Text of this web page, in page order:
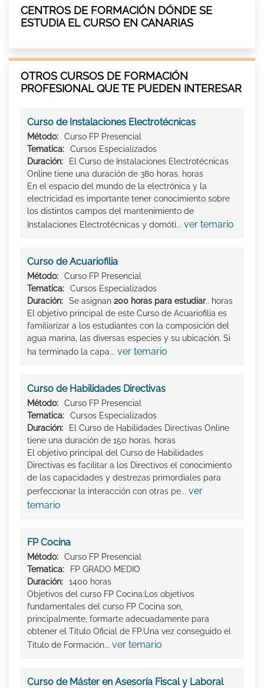
CENTROS DE FORMACIÓN DÓNDE SE
ESTUDIA EL CURSO EN CANARIAS
OTROS CURSOS DE FORMACIÓN
PROFESIONAL QUE TE PUEDEN INTERESAR
Curso de Instalaciones Electrotécnicas
Método:
Curso FP Presencial
Tematica:
Cursos Especializados
Duración:
El Curso de Instalaciones Electrotécnicas
Online tiene una duración de 380 horas. horas
En el espacio del mundo de la electrónica y la
electricidad es importante tener conocimiento sobre
los distintos campos del mantenimiento de
Instalaciones Electrotécnicas y domóti... ver temario
Curso de Acuariofilia
Método:
Curso FP Presencial
Tematica:
Cursos Especializados
Duración:
Se asignan 200 horas para estudiar.. horas
El objetivo principal de este Curso de Acuariofilia es
familiarizar a los estudiantes con la composición del
agua marina, las diversas especies y su ubicación. Si
ha terminado la capa... ver temario
Curso de Habilidades Directivas
Método:
Curso FP Presencial
Tematica:
Cursos Especializados
Duración:
El Curso de Habilidades Directivas Online
tiene una duración de 150 horas. horas
El objetivo principal del Curso de Habilidades
Directivas es facilitar a los Directivos el conocimiento
de las capacidades y destrezas primordiales para
perfeccionar la interacción con otras pe... ver
temario
FP Cocina
Método:
Curso FP Presencial
Tematica:
FP GRADO MEDIO
Duración:
1400 horas
Objetivos del curso FP Cocina:Los objetivos
fundamentales del curso FP Cocina son,
principalmente, formarte adecuadamente para
obtener el Titulo Oficial de FP.Una vez conseguido el
Título de Formación... ver temario
Curso de Máster en Asesoría Fiscal y Laboral